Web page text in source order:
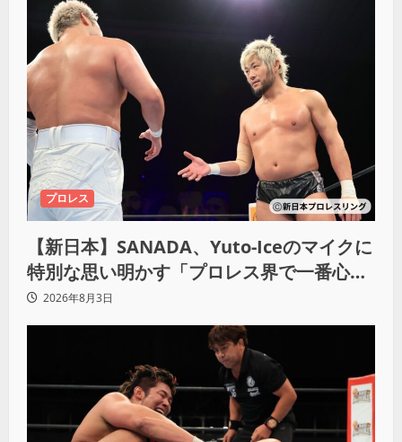
プロレス
【新日本】SANADA、Yuto-Iceのマイクに
特別な思い明かす「プロレス界で一番心に
響きました」
2026年8月3日